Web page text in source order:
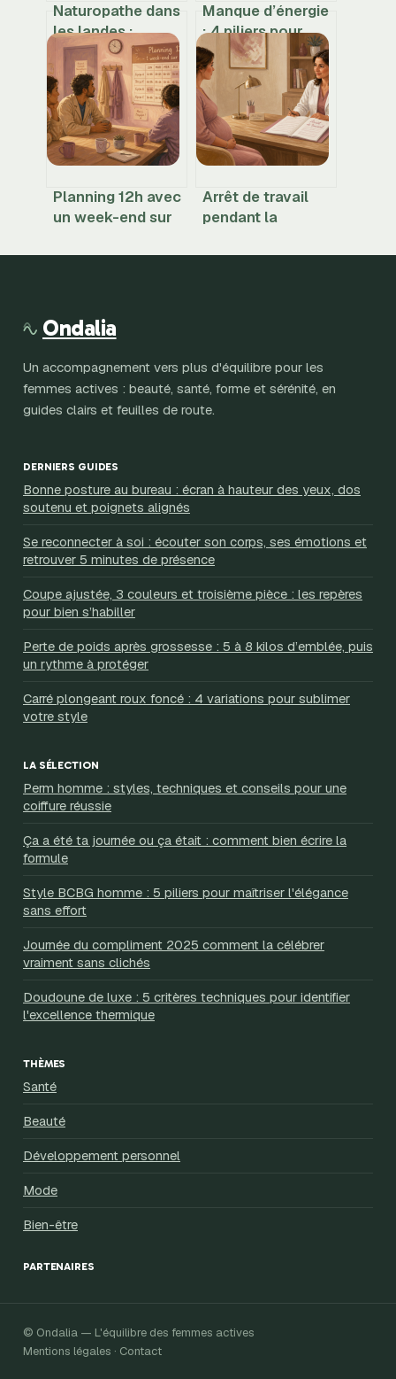
Naturopathe dans
les landes :
pourquoi choisir
julienaturame
pour vous
accompagner
Manque d’énergie
: 4 piliers pour
identifier les
causes et
retrouver votre
vitalité
Planning 12h avec
un week-end sur
continuité de
perso
Arrêt de travail
pendant la
motifs invoquer et
Ondalia
Un accompagnement vers plus d'équilibre pour les
femmes actives : beauté, santé, forme et sérénité, en
guides clairs et feuilles de route.
DERNIERS GUIDES
Bonne posture au bureau : écran à hauteur des yeux, dos
soutenu et poignets alignés
Se reconnecter à soi : écouter son corps, ses émotions et
retrouver 5 minutes de présence
Coupe ajustée, 3 couleurs et troisième pièce : les repères
pour bien s’habiller
Perte de poids après grossesse : 5 à 8 kilos d’emblée, puis
un rythme à protéger
Carré plongeant roux foncé : 4 variations pour sublimer
votre style
LA SÉLECTION
Perm homme : styles, techniques et conseils pour une
coiffure réussie
Ça a été ta journée ou ça était : comment bien écrire la
formule
Style BCBG homme : 5 piliers pour maîtriser l'élégance
sans effort
Journée du compliment 2025 comment la célébrer
vraiment sans clichés
Doudoune de luxe : 5 critères techniques pour identifier
l'excellence thermique
THÈMES
Santé
Beauté
Développement personnel
Mode
Bien-être
PARTENAIRES
© Ondalia — L'équilibre des femmes actives
Mentions légales · Contact